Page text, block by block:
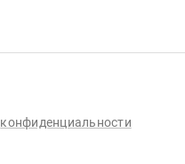
конфиденциальности